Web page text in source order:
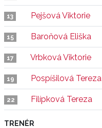
13 Pejšová Viktorie
15 Baroňová Eliška
17 Vrbková Viktorie
19 Pospíšilová Tereza
22 Filípková Tereza
TRENÉR